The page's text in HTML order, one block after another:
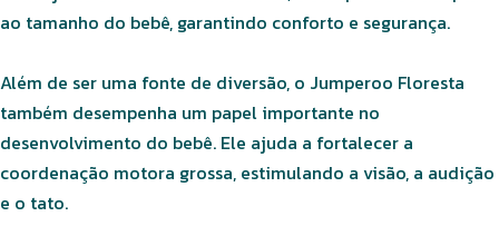
ao tamanho do bebê, garantindo conforto e segurança.
Além de ser uma fonte de diversão, o Jumperoo Floresta
também desempenha um papel importante no
desenvolvimento do bebê. Ele ajuda a fortalecer a
coordenação motora grossa, estimulando a visão, a audição
e o tato.